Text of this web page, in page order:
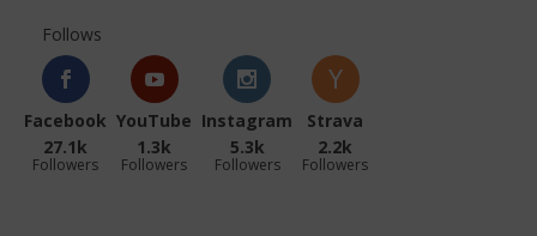
Follows
Facebook
27.1k
Followers
YouTube
1.3k
Followers
Instagram
5.3k
Followers
Strava
2.2k
Followers